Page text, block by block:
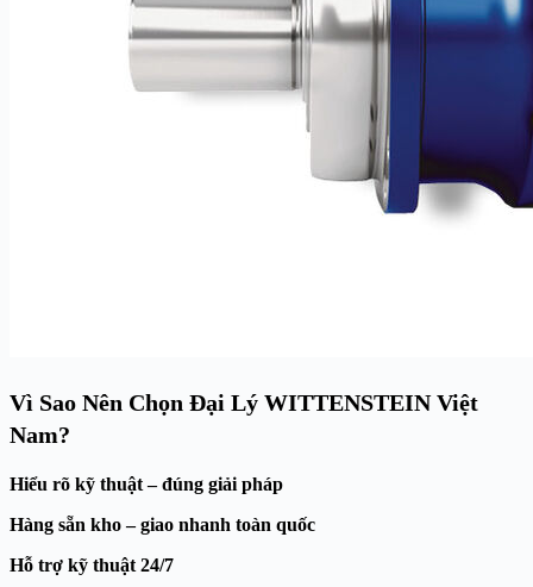
Vì Sao Nên Chọn Đại Lý WITTENSTEIN Việt
Nam?
Hiểu rõ kỹ thuật – đúng giải pháp
Hàng sẵn kho – giao nhanh toàn quốc
Hỗ trợ kỹ thuật 24/7